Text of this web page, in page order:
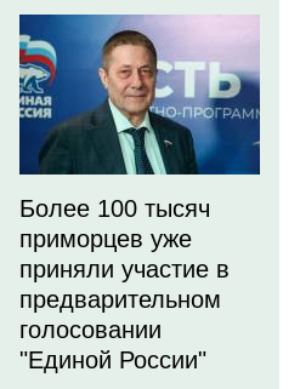
Более 100 тысяч
приморцев уже
приняли участие в
предварительном
голосовании
"Единой России"